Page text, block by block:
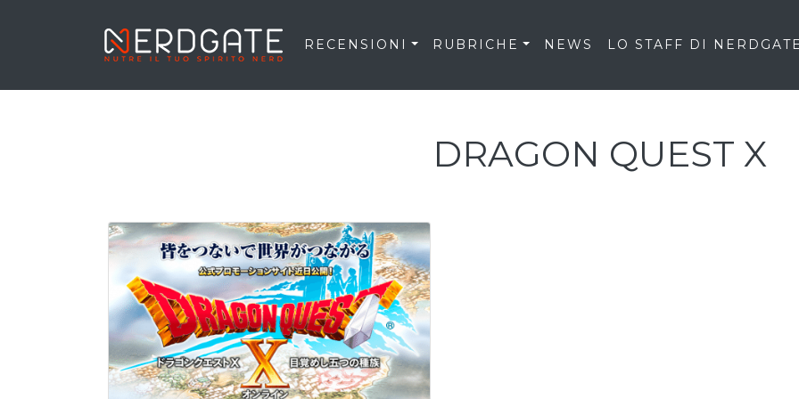
RECENSIONI RUBRICHE NEWS LO STAFF DI
DRAGON QUEST X